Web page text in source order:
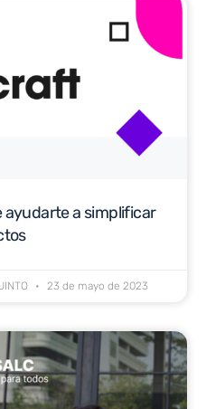
ayudarte a simplificar
23 de mayo de 2023